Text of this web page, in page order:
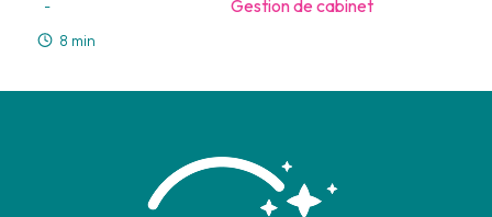
- Gestion de cabinet
8 min